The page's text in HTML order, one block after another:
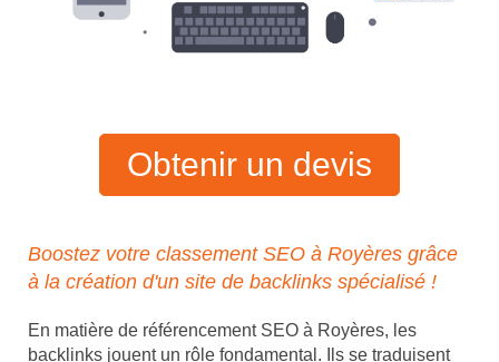
Obtenir un devis
Boostez votre classement SEO à Royères grâce
à la création d'un site de backlinks spécialisé !
En matière de référencement SEO à Royères, les
backlinks jouent un rôle fondamental. Ils se traduisent